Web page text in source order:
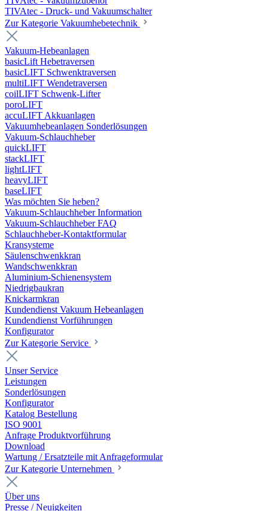
TIVAtec - Druck- und Vakuumschalter
Zur Kategorie Vakuumhebetechnik
Vakuum-Hebeanlagen
basicLift Hebetraversen
basicLIFT Schwenktraversen
multiLIFT Wendetraversen
coilLIFT Schwenk-Lifter
poroLIFT
accuLIFT Akkuanlagen
Vakuumhebeanlagen Sonderlösungen
Vakuum-Schlauchheber
quickLIFT
stackLIFT
lightLIFT
heavyLIFT
baseLIFT
Was möchten Sie heben?
Vakuum-Schlauchheber Information
Vakuum-Schlauchheber FAQ
Schlauchheber-Kontaktformular
Kransysteme
Säulenschwenkkran
Wandschwenkkran
Aluminium-Schienensystem
Niedrigbaukran
Knickarmkran
Kundendienst Vakuum Hebeanlagen
Kundendienst Vorführungen
Konfigurator
Zur Kategorie Service
Unser Service
Leistungen
Sonderlösungen
Konfigurator
Katalog Bestellung
ISO 9001
Anfrage Produktvorführung
Download
Wartung / Ersatzteile mit Anfrageformular
Zur Kategorie Unternehmen
Über uns
Presse / Neuigkeiten